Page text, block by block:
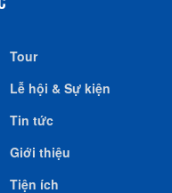
Tour
Lễ hội & Sự kiện
Tin tức